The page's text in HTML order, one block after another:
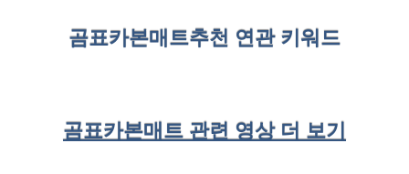
곰표카본매트추천 연관 키워드
곰표카본매트 관련 영상 더 보기